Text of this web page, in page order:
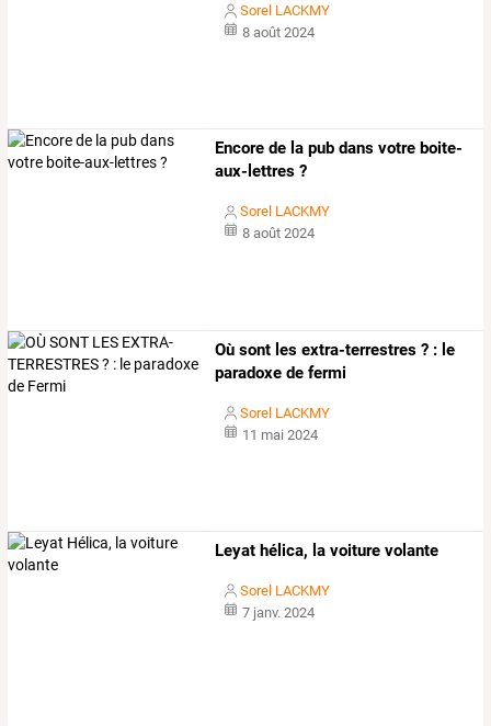
Sorel LACKMY
8 août 2024
Encore de la pub dans votre boite-
aux-lettres ?
Sorel LACKMY
8 août 2024
Où sont les extra-terrestres ? : le
paradoxe de fermi
Sorel LACKMY
11 mai 2024
Leyat hélica, la voiture volante
Sorel LACKMY
7 janv. 2024